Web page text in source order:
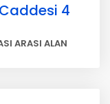
4
ARASI ALAN